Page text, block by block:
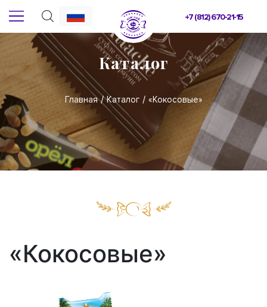
+7 (812) 670-21-15
Каталог
Главная Каталог «Кокосовые»
«Кокосовые»